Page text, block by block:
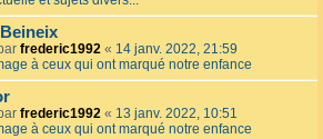
frederic1992 « 14 janv. 2022, 21:59
à ceux qui ont marqué notre enfance
frederic1992 « 13 janv. 2022, 10:51
à ceux qui ont marqué notre enfance